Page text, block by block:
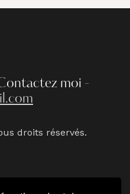
moi -
droits réservés.